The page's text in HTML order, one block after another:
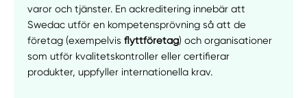
Välj tillvägagångssätt
varor och tjänster. En ackreditering innebär att
Swedac utför en kompetensprövning så att de
företag (exempelvisflyttföretag) och organisationer
som utför kvalitetskontroller eller certifierar
produkter, uppfyller internationella krav.